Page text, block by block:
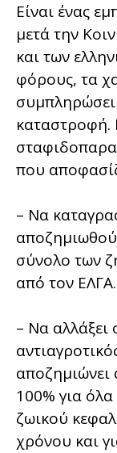
Είναι ένας
μετά την
και των
φόρους, τα
καταστροφή.
που
– Να
σύνολο των
από τον ΕΛΓΑ.
– Να αλλάξει
αποζημιώνει
100% για
ζωικού
χρόνου και